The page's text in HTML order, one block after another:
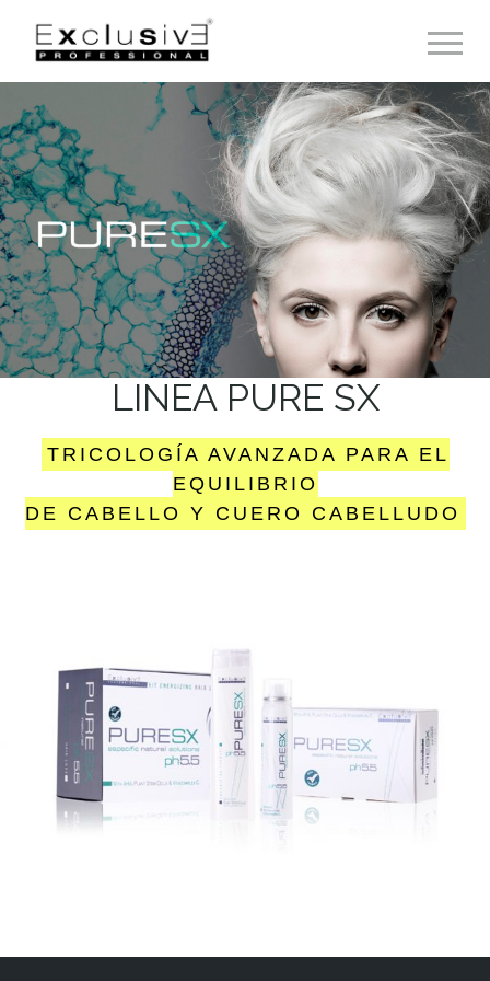
LINEA PURE SX
TRICOLOGÍA AVANZADA PARA EL
EQUILIBRIO
DE CABELLO Y CUERO CABELLUDO